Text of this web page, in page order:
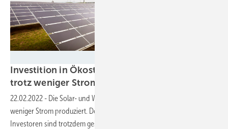
Investition in Ökostromanlagen: Hohe Erlöse
trotz weniger Stromproduktion
22.02.2022 - Die Solar- und Windkraftanlagen haben 2021 zwar
weniger Strom produziert. Doch die Erlöse für die Betreiber und
Investoren sind trotzdemgestiegen.